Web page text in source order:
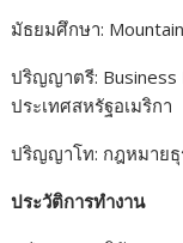
มัธยมศึกษา:
ปริญญาตรี: Business
ประเทศสหรัฐอเมริกา
ปริญญาโท: กฎหมาย
ประวัติการทำงาน